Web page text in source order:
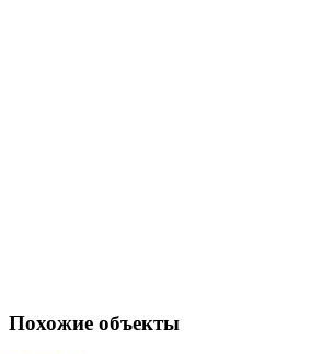
Похожие объекты